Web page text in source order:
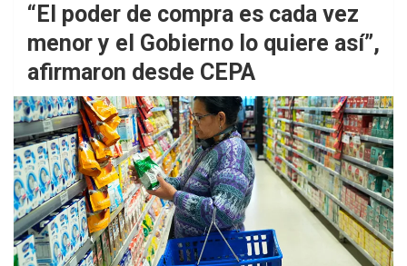
“El poder de compra es cada vez
menor y el Gobierno lo quiere así”,
afirmaron desde CEPA